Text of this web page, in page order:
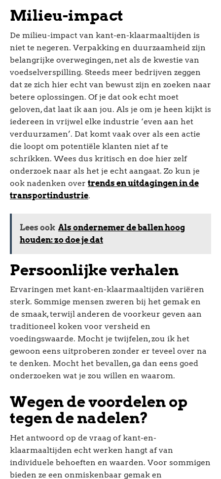
Milieu-impact
De milieu-impact van kant-en-klaarmaaltijden is
niet te negeren. Verpakking en duurzaamheid zijn
belangrijke overwegingen, net als de kwestie van
voedselverspilling. Steeds meer bedrijven zeggen
dat ze zich hier echt van bewust zijn en zoeken naar
betere oplossingen. Of je dat ook echt moet
geloven, dat laat ik aan jou. Als je om je heen kijkt is
iedereen in vrijwel elke industrie ‘even aan het
verduurzamen’. Dat komt vaak over als een actie
die loopt om potentiële klanten niet af te
schrikken. Wees dus kritisch en doe hier zelf
onderzoek naar als het je echt aangaat. Zo kun je
ook nadenken over trends en uitdagingen in de
transportindustrie.
Lees ook Als ondernemer de ballen hoog
houden: zo doe je dat
Persoonlijke verhalen
Ervaringen met kant-en-klaarmaaltijden variëren
sterk. Sommige mensen zweren bij het gemak en
de smaak, terwijl anderen de voorkeur geven aan
traditioneel koken voor versheid en
voedingswaarde. Mocht je twijfelen, zou ik het
gewoon eens uitproberen zonder er teveel over na
te denken. Mocht het bevallen, ga dan eens goed
onderzoeken wat je zou willen en waarom.
Wegen de voordelen op
tegen de nadelen?
Het antwoord op de vraag of kant-en-
klaarmaaltijden echt werken hangt af van
individuele behoeften en waarden. Voor sommigen
bieden ze een onmiskenbaar gemak en